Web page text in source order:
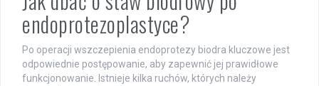
endoprotezoplastyce?
Po operacji wszczepienia endoprotezy biodra kluczowe jest
odpowiednie postępowanie, aby zapewnić jej prawidłowe
funkcjonowanie. Istnieje kilka ruchów, których należy